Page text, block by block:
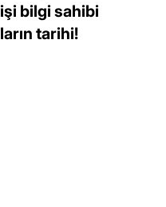
bilgi sahibi
tarihi!